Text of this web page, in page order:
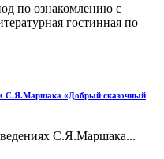
по ознакомлению с
гостинная по
С.Я.Маршака «Добрый сказочный
С.Я.Маршака...